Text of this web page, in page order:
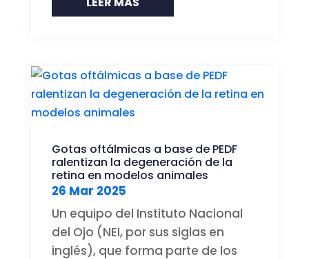
Gotas oftálmicas a base de PEDF
ralentizan la degeneración de la
retina en modelos animales
26 Mar 2025
Un equipo del Instituto Nacional
del Ojo (NEI, por sus siglas en
inglés), que forma parte de los